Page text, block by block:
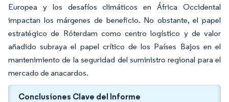
Europea y los desafíos climáticos en África Occidental
impactan los márgenes de beneficio. No obstante, el papel
estratégico de Róterdam como centro logístico y de valor
añadido subraya el papel crítico de los Países Bajos en el
mantenimiento de la seguridad del suministro regional para el
mercado de anacardos.
Conclusiones Clave del Informe